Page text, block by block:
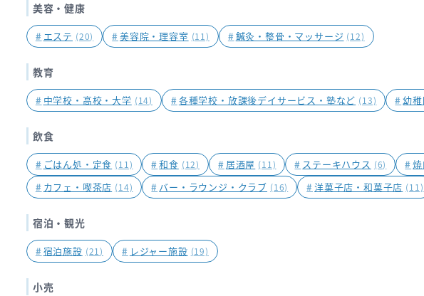
美容・健康
# エステ (20) #美容院・理容室 (11) #鍼灸・整骨・マッサージ (12)
教育
# 中学校・高校・大学 (14) #各種学校・放課後デイサービス・塾など (13) #幼
飲食
# ごはん処・定食 (11) #和食 (12) # 居酒屋 (11) # ステーキハウス (6) #
# カフェ・喫茶店 (14) # バー・ラウンジ・クラブ (16) #洋菓子店・和菓子店 (11)
宿泊・観光
#宿泊施設 (21) # レジャー施設 (19)
小売